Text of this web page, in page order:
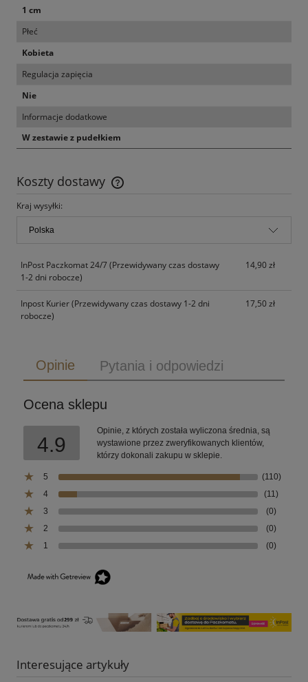
1 cm
Płeć
Kobieta
Regulacja zapięcia
Nie
Informacje dodatkowe
W zestawie z pudełkiem
Koszty dostawy
Cena nie zawiera ewentualnych kosztów płatności
Kraj wysyłki:
InPost Paczkomat 24/7(Przewidywany czas dostawy
1-2 dni robocze)
14,90 zł
Inpost Kurier(Przewidywany czas dostawy 1-2 dni
robocze)
17,50 zł
Opinie Pytania i odpowiedzi
Ocena sklepu
4.9
Opinie, z których została wyliczona średnia, są
wystawione przez zweryfikowanych klientów,
którzy dokonali zakupu w sklepie.
5
(110)
4
(11)
3
(0)
2
(0)
1
(0)
Interesujące artykuły